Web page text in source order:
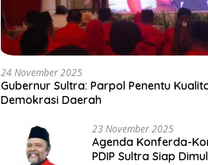
24 November 2025
Gubernur Sultra: Parpol Penentu
Demokrasi Daerah
23 November 2025
Agenda Konferda-
PDIP Sultra Siap